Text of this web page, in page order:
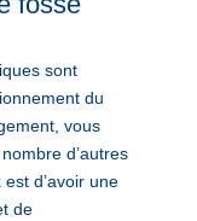
sont
du
vous
d’autres
d’avoir une
de